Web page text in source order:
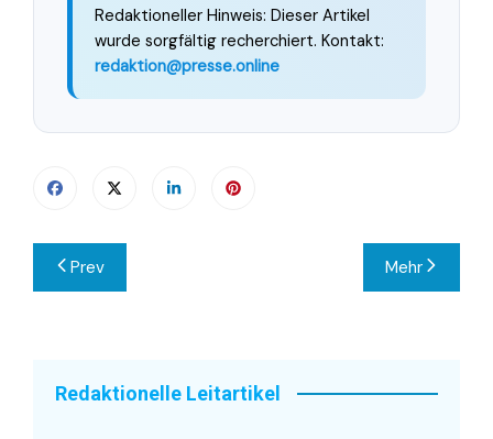
Redaktioneller Hinweis: Dieser Artikel
wurde sorgfältig recherchiert. Kontakt:
redaktion@presse.online
Beitragsnavigation
Prev Mehr
Redaktionelle Leitartikel